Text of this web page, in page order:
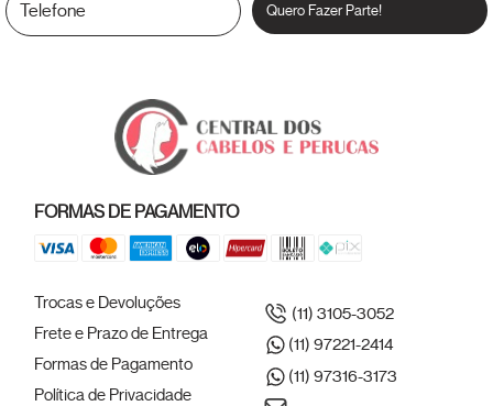
Quero Fazer Parte!
FORMAS DE PAGAMENTO
Trocas e Devoluções
Frete e Prazo de Entrega
Formas de Pagamento
Política de Privacidade
(11) 3105-3052
(11) 97221-2414
(11) 97316-3173